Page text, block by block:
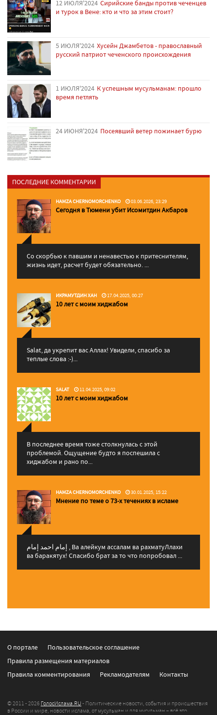
12 ИЮЛЯ'2024 Сирийские банды против чеченцев
и турок в Вене: кто и что за этим стоит?
5 ИЮЛЯ'2024 Хусейн Джамбетов - православный
русский патриот чеченского происхождения
1 ИЮЛЯ'2024 К успешным мусульманам: прошло
время петлять
24 ИЮНЯ'2024 Посеявший ветер пожинает бурю
ПОСЛЕДНИЕ КОММЕНТАРИИ
HAMZA CHERNOMORCHENKO 03.06.2026, 23:29
Сегодня в Тюмени убит Исомитдин Акбаров
Со скорбью к павшим и ненавестью к притеснителям,
жизнь идет, расчет будет обязательно. ...
ИКРАМУТДИН ХАН 17.04.2025, 00:27
10 лет с моим хиджабом
Salat, да укрепит вас Аллаx! Увидели, спасибо за
теплые слова :-)...
SALAT 11.04.2025, 09:02
10 лет с моим хиджабом
В последнее время тоже столкнулась с этой
проблемой. Ощущение будто я поспешила с
хиджабом и рано по...
HAMZA CHERNOMORCHENKO 30.01.2025, 15:22
Мнение по теме о 73-х течениях в исламе
إمام احمد إمام , Ва алейкум ассалам ва рахматуЛлахи
ва баракятух! Спасибо брат за то что попробовал ...
О портале
Пользовательское соглашение
Правила размещения материалов
Правила комментирования
Рекламодателям Контакты
© 2011 - 2026 ГолосИслама.RU - Политические новости, события и происшествия
в России и мире, новости ислама, от мусульман и для мусульман – всё это